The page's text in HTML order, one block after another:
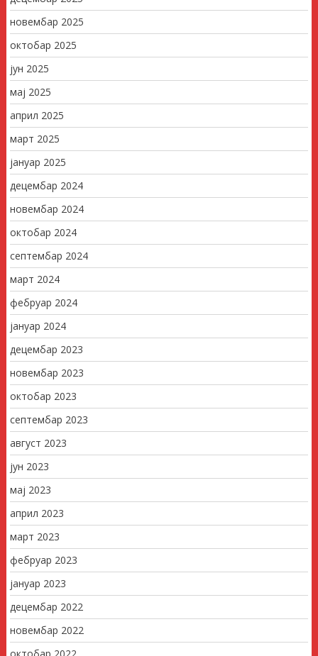
новембар 2025
октобар 2025
јун 2025
мај 2025
април 2025
март 2025
јануар 2025
децембар 2024
новембар 2024
октобар 2024
септембар 2024
март 2024
фебруар 2024
јануар 2024
децембар 2023
новембар 2023
октобар 2023
септембар 2023
август 2023
јун 2023
мај 2023
април 2023
март 2023
фебруар 2023
јануар 2023
децембар 2022
новембар 2022
октобар 2022